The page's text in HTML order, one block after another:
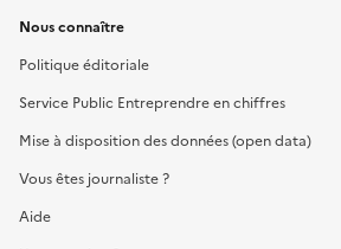
Nous connaître
Politique éditoriale
Service Public Entreprendre en chiffres
Mise à disposition des données (open data)
Vous êtes journaliste ?
Aide